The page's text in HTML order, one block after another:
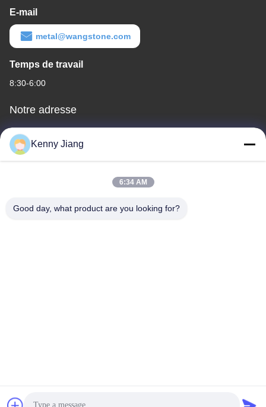
E-mail
metal@wangstone.com
Temps de travail
8:30-6:00
Notre adresse
Adresse de l'entreprise
Unité 701A, n° 837 rue centrale Qianpu 2, district de Siming,
Xiamen, Chine
nom de l'entreprise, nom de l'entreprise, nom de l'entreprise,
Kenny Jiang
6:34 AM
Good day, what product are you looking for?